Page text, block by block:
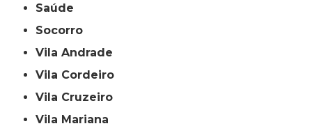
Saúde
Socorro
Vila Andrade
Vila Cordeiro
Vila Cruzeiro
Vila Mariana